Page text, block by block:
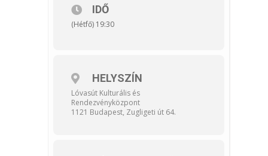
IDŐ
(Hétfő) 19:30
HELYSZÍN
Lóvasút Kulturális és
Rendezvényközpont
1121 Budapest, Zugligeti út 64.